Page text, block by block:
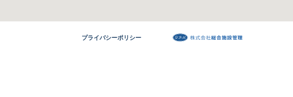
プライバシーポリシー